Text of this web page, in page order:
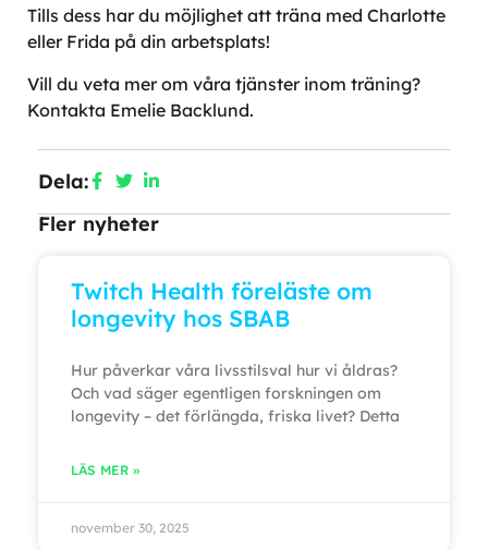
Tills dess har du möjlighet att träna med Charlotte
eller Frida på din arbetsplats!
Vill du veta mer om våra tjänster inom träning?
Kontakta Emelie Backlund.
Dela:
Fler nyheter
Twitch Health föreläste om
longevity hos SBAB
Hur påverkar våra livsstilsval hur vi åldras?
Och vad säger egentligen forskningen om
longevity – det förlängda, friska livet? Detta
LÄS MER »
november 30, 2025